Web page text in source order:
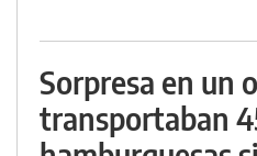
Sorpresa en un
transportaban